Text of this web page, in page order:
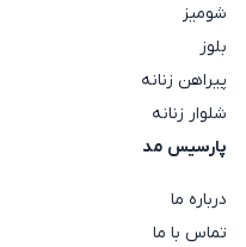
شومیز
بلوز
پیراهن زنانه
شلوار زنانه
پارسیس مد
درباره ما
تماس با ما